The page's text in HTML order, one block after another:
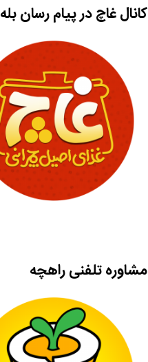
کانال غاچ در پیام رسان بله
مشاوره تلفنی راهچه